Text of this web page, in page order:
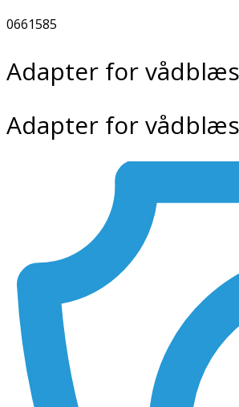
0661585
Adapter for
Adapter for